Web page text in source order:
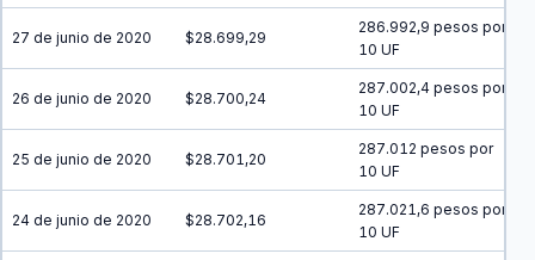
27 de junio de 2020 $28.699,29
286.992,9 pesos por
10 UF
26 de junio de 2020 $28.700,24
287.002,4 pesos por
10 UF
25 de junio de 2020 $28.701,20
287.012 pesos por
10 UF
24 de junio de 2020 $28.702,16
287.021,6 pesos por
10 UF